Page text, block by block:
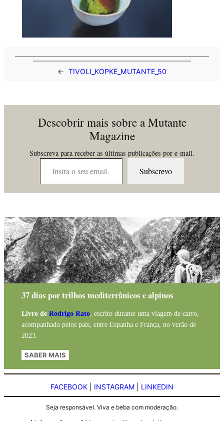
← TIVOLI_KOPKE_MUTANTE_50
Descobrir mais sobre a Mutante
Magazine
Subscreva para receber as últimas publicações por e-mail.
Insira o seu email…
Subscrevo
37 dias por trilhos mediterrânicos e alpinos
Livro de Rodrigo Rato, escrito durante uma viagem de carro,
acompanhado pelos pais, entre Espanha e França, no verão de
2023.
SABER MAIS
FACEBOOK INSTAGRAM LINKEDIN
Seja responsável. Viva e beba com moderação.